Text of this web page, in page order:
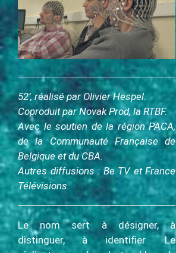
c
i
p
a
52’, réalisé par Olivier Hespel.
Coproduit par Novak Prod, la RTBF.
Avec le soutien de la région PACA,
de la Communauté Française de
Belgique et du CBA.
Autres diffusions : Be TV et France
Télévisions.
Le nom sert à désigner, à
distinguer, à identifier. Le